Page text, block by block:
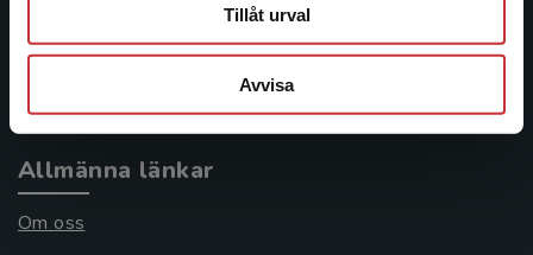
Tillåt urval
Avvisa
Köpvillkor
Allmänna länkar
Om oss